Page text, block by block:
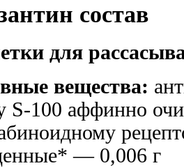
состав
для
вещества:
S-100 аффинно
— 0,006 г